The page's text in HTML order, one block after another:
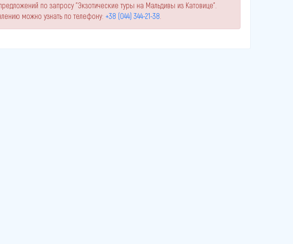
по запросу "Экзотические туры на Мальдивы из Катовице".
можно узнать по телефону: +38 (044) 344-21-38